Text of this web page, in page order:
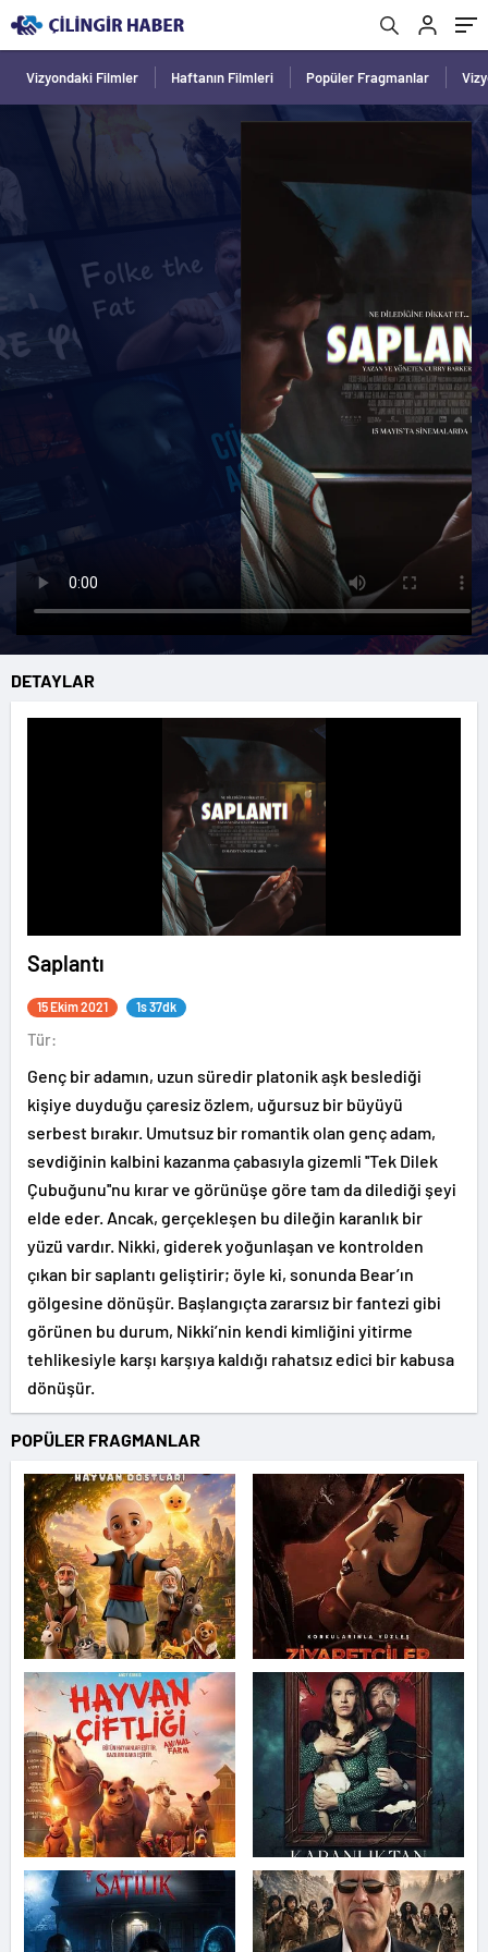
Vizyondaki Filmler Haftanın Filmleri Popüler Fragmanlar
DETAYLAR
Saplantı
15 Ekim 2021 1s 37dk
Tür:
Genç bir adamın, uzun süredir platonik aşk beslediği
kişiye duyduğu çaresiz özlem, uğursuz bir büyüyü
serbest bırakır. Umutsuz bir romantik olan genç adam,
sevdiğinin kalbini kazanma çabasıyla gizemli ''Tek Dilek
Çubuğunu''nu kırar ve görünüşe göre tam da dilediği şeyi
elde eder. Ancak, gerçekleşen bu dileğin karanlık bir
yüzü vardır. Nikki, giderek yoğunlaşan ve kontrolden
çıkan bir saplantı geliştirir; öyle ki, sonunda Bear’ın
gölgesine dönüşür. Başlangıçta zararsız bir fantezi gibi
görünen bu durum, Nikki’nin kendi kimliğini yitirme
tehlikesiyle karşı karşıya kaldığı rahatsız edici bir kabusa
dönüşür.
POPÜLER FRAGMANLAR